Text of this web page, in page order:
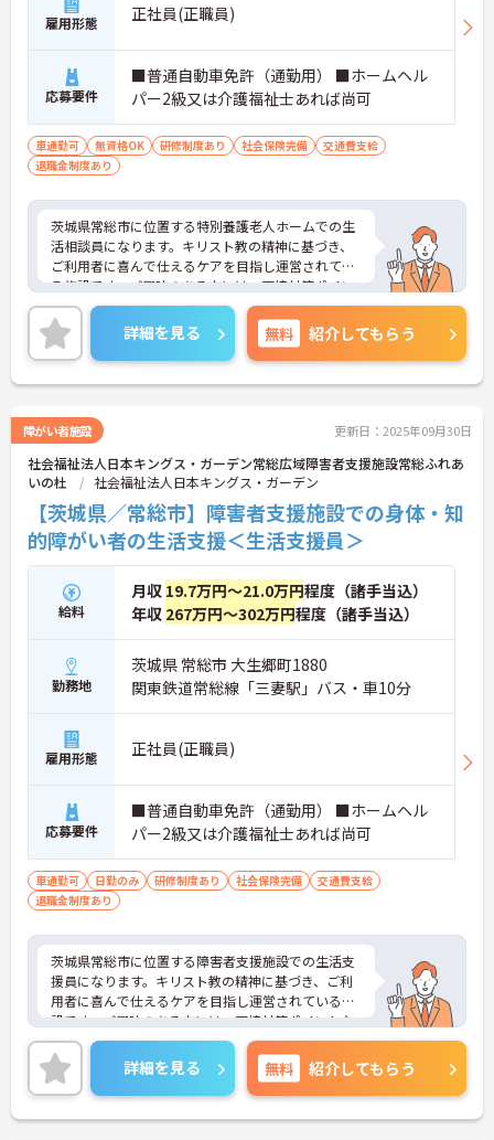
雇用形態 正社員(正職員)
応募要件
■普通自動車免許（通勤用） ■ホームヘル
パー2級又は介護福祉士あれば尚可
車通勤可 無資格OK 研修制度あり 社会保険完備
交通費支給
退職金制度あり
茨城県常総市に位置する特別養護老人ホームでの生
活相談員になります。キリスト教の精神に基づき、
ご利用者に喜んで仕えるケアを目指し運営されてい
る施設です。ご興味のある方には、面接対策ポイン
トなど、さらに詳細をお話しいたしますので、お気
軽にご相談ください。
詳細を見る 無料 紹介してもらう
障がい者施設 更新日：2025年09月30日
社会福祉法人日本キングス・ガーデン常総広域障害者支援施設常総ふれあ
いの杜
社会福祉法人日本キングス・ガーデン
【茨城県／常総市】障害者支援施設での身体・知
的障がい者の生活支援＜生活支援員＞
給料
月収 19.7万円～21.0万円程度（諸手当込）
年収 267万円～302万円程度（諸手当込）
勤務地
茨城県 常総市 大生郷町1880
関東鉄道常総線「三妻駅」バス・車10分
雇用形態 正社員(正職員)
応募要件
■普通自動車免許（通勤用） ■ホームヘル
パー2級又は介護福祉士あれば尚可
車通勤可 日勤のみ 研修制度あり 社会保険完備
交通費支給
退職金制度あり
茨城県常総市に位置する障害者支援施設での生活支
援員になります。キリスト教の精神に基づき、ご利
用者に喜んで仕えるケアを目指し運営されている施
設です。ご興味のある方には、面接対策ポイントな
ど、さらに詳細をお話しいたしますので、お気軽に
ご相談ください。詳細を見る 無料 紹介してもらう